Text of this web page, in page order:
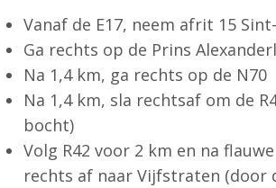
Vanaf de E17, neem afrit 15
Ga rechts op de Prins
Na 1,4 km, ga rechts op de N70
Na 1,4 km, sla rechtsaf om de
bocht)
Volg R42 voor 2 km en na
rechts af naar Vijfstraten (door